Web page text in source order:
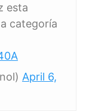
esta
categoría
April 6,